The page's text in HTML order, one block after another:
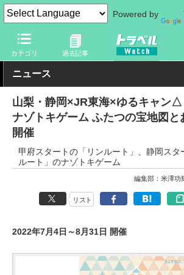
Powered by
カテゴリ 過去記事
トラベル Watch 地域 国内旅行 中部
ニュース
山梨・静岡×JR東海×ゆるキャン△
ナゾトキゲーム ふたつの宝地図と
開催
甲府スタートの「リンルート」、静岡スタ
ルート」のナゾトキゲーム
編集部：米澤功
リスト
2022年7月4日～8月31日 開催